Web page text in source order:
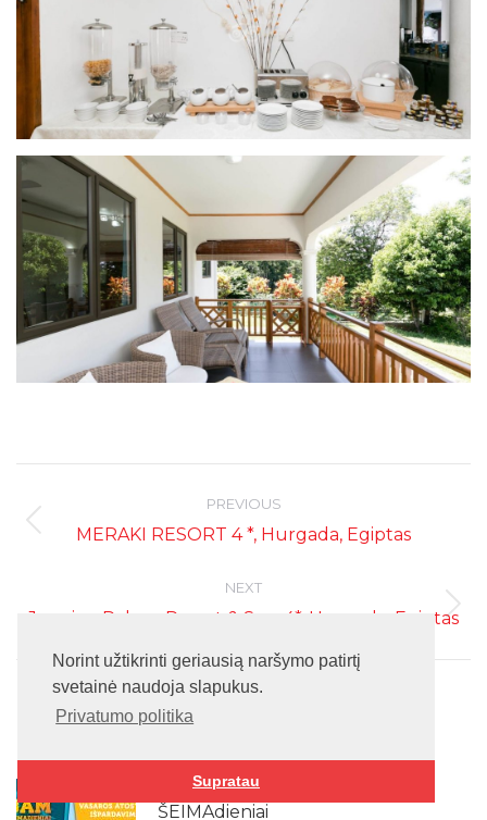
Norint užtikrinti geriausią naršymo patirtį
svetainė naudoja slapukus.
Privatumo politika
Supratau
PREVIOUS
Previous
MERAKI RESORT 4 *, Hurgada, Egiptas
NEXT
Next
Jasmine Palace Resort & Spa, 4*, Hurgada, Egiptas
Panašūs skelbimai
Teztour BAMbadieniai –
ŠEIMAdieniai